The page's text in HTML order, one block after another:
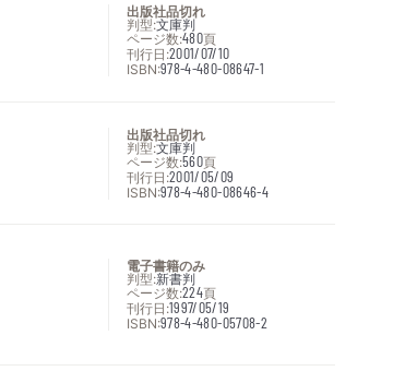
出版社品切れ
判型:文庫判
ページ数:480頁
刊行日:2001/07/10
ISBN:978-4-480-08647-1
出版社品切れ
判型:文庫判
ページ数:560頁
刊行日:2001/05/09
ISBN:978-4-480-08646-4
電子書籍のみ
判型:新書判
ページ数:224頁
刊行日:1997/05/19
ISBN:978-4-480-05708-2